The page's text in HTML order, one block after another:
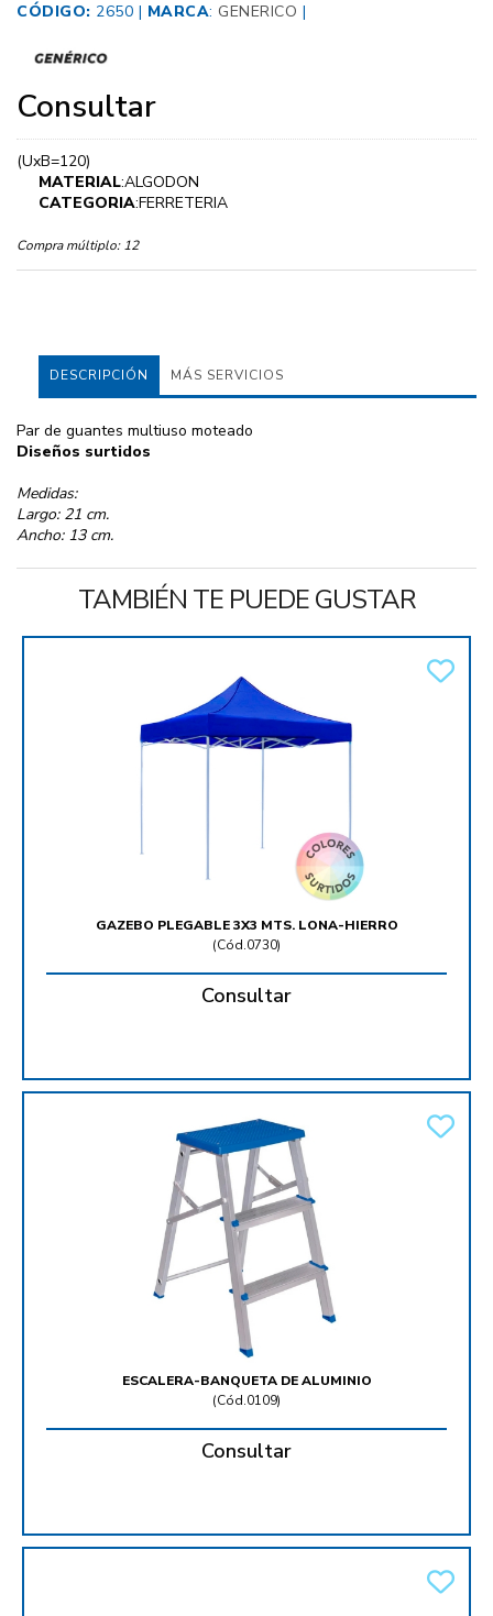
CÓDIGO: 2650 | MARCA: GENERICO |
Consultar
(UxB=120)
MATERIAL:ALGODON
CATEGORIA:FERRETERIA
Compra múltiplo:12
DESCRIPCIÓN MÁS SERVICIOS
Par de guantes multiuso moteado
Diseños surtidos
Medidas:
Largo: 21 cm.
Ancho: 13 cm.
TAMBIÉN TE PUEDE GUSTAR
GAZEBO PLEGABLE 3X3 MTS. LONA-HIERRO
(Cód.0730)
Consultar
ESCALERA-BANQUETA DE ALUMINIO
(Cód.0109)
Consultar